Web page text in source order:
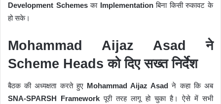
Development Schemesका Implementationबिना किसी रुकावट के
हो सके।
Mohammad Aijaz Asad ने
Scheme Heads को दिए सख्त निर्देश
बैठक की अध्यक्षता करते हुए Mohammad Aijaz Asad ने कहा कि अब
SNA-SPARSH Framework पूरी तरह लागू हो चुका है। ऐसे में सभी